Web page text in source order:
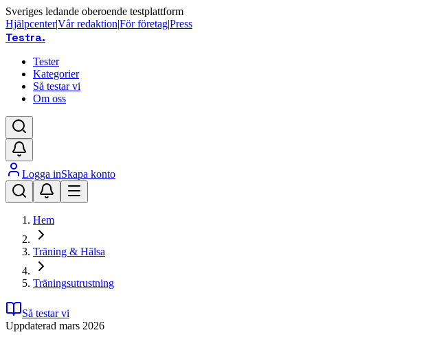
Sveriges ledande oberoende testplattform
Hjälpcenter|Vår redaktion|För företag|Press
Testra.
Tester
Kategorier
Så testar vi
Om oss
Logga inSkapa konto
Hem
Träning & Hälsa
Träningsutrustning
Så testar vi
Uppdaterad mars 2026